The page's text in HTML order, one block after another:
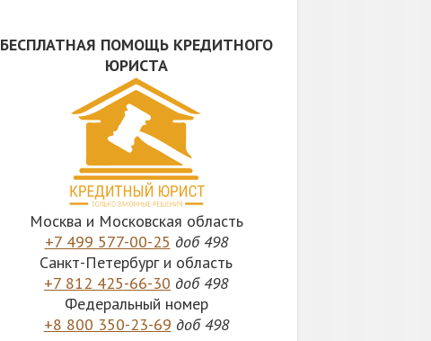
БЕСПЛАТНАЯ ПОМОЩЬ КРЕДИТНОГО
ЮРИСТА
Москва и Московская область
+7 499 577-00-25 доб 498
Санкт-Петербург и область
+7 812 425-66-30 доб 498
Федеральный номер
+8 800 350-23-69 доб 498